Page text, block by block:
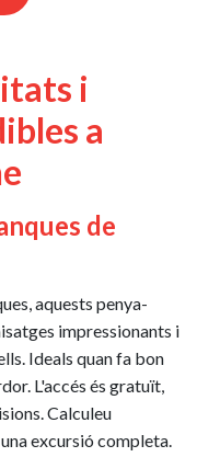
i
a
de
aquests penya-
impressionants i
Ideals quan fa bon
L'accés és gratuït,
Calculeu
excursió completa.